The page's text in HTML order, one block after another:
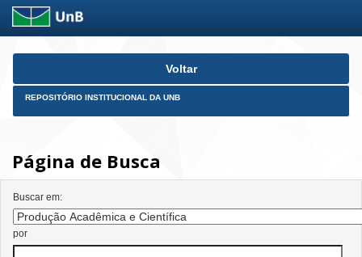
Skip
Voltar
REPOSITÓRIO INSTITUCIONAL DA UNB
Página de Busca
Buscar em:
por